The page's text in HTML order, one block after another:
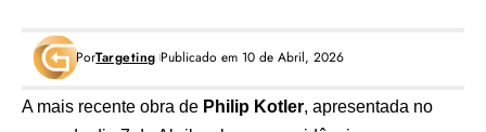
PorTargeting Publicado em 10 de Abril, 2026
A mais recente obra de Philip Kotler, apresentada no